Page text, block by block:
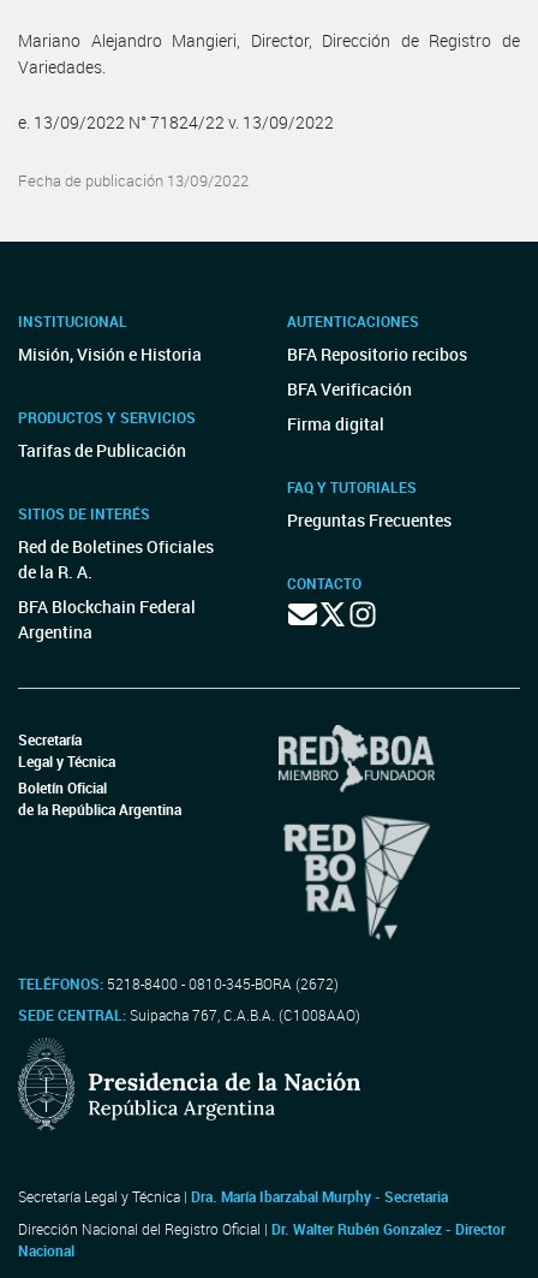
Mariano Alejandro Mangieri, Director, Dirección de Registro de
Variedades.
e. 13/09/2022 N° 71824/22 v. 13/09/2022
Fecha de publicación 13/09/2022
INSTITUCIONAL
Misión, Visión e Historia
PRODUCTOS Y SERVICIOS
Tarifas de Publicación
SITIOS DE INTERÉS
Red de Boletines Oficiales
de la R. A.
BFA Blockchain Federal
Argentina
AUTENTICACIONES
BFA Repositorio recibos
BFA Verificación
Firma digital
FAQ Y TUTORIALES
Preguntas Frecuentes
CONTACTO
Secretaría
Legal y Técnica
Boletín Oficial
de la República Argentina
TELÉFONOS: 5218-8400 - 0810-345-BORA (2672)
SEDE CENTRAL:Suipacha 767, C.A.B.A. (C1008AAO)
Secretaría Legal y Técnica | Dra. María Ibarzabal Murphy - Secretaria
Dirección Nacional del Registro Oficial | Dr. Walter Rubén Gonzalez - Director
Nacional